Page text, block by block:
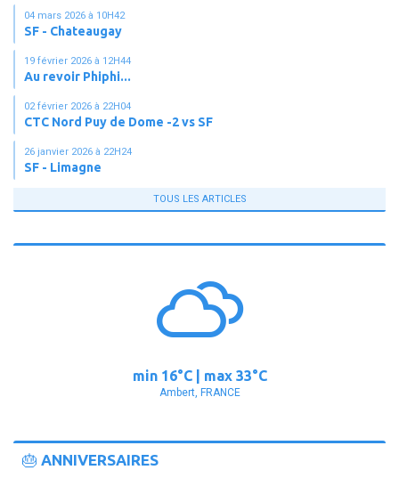
04 mars 2026 à 10H42
SF - Chateaugay
19 février 2026 à 12H44
Au revoir Phiphi...
02 février 2026 à 22H04
CTC Nord Puy de Dome -2 vs SF
26 janvier 2026 à 22H24
SF - Limagne
TOUS LES ARTICLES
min 16°C | max 33°C
Ambert, FRANCE
🎂 ANNIVERSAIRES